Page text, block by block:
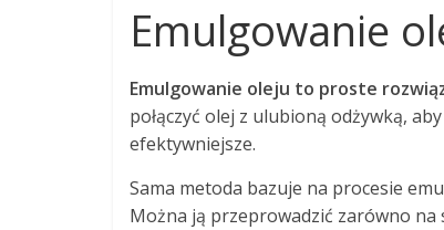
Emulgowanie
Emulgowanie oleju to proste
połączyć olej z ulubioną odżywką,
efektywniejsze.
Sama metoda bazuje na procesie
Można ją przeprowadzić zarówno na